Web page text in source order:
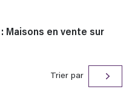
Maisons en vente sur
Trier par